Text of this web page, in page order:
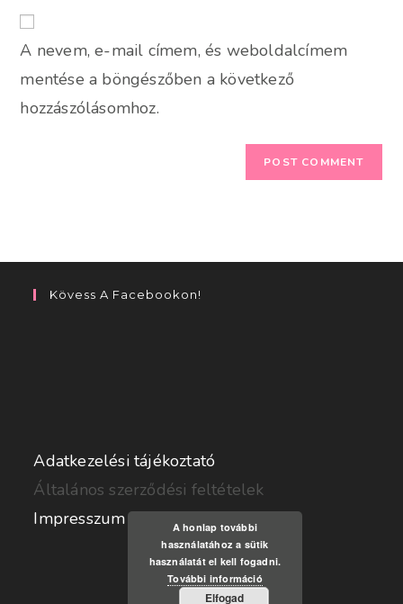
URL
(optional)
A nevem, e-mail címem, és weboldalcímem
mentése a böngészőben a következő
hozzászólásomhoz.
Kövess A Facebookon!
Adatkezelési tájékoztató
Általános szerződési feltételek
Impresszum
A honlap további
használatához a sütik
használatát el kell fogadni.
További információ
Elfogad